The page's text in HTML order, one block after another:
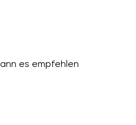
es empfehlen